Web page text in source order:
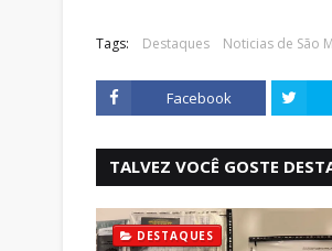
Tags: Destaques Noticias de São
Facebook
TALVEZ VOCÊ GOSTE
DESTAQUES